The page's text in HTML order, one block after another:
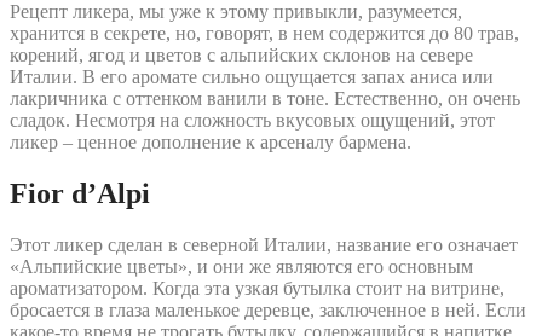
Рецепт ликера, мы уже к этому привыкли, разумеется,
хранится в секрете, но, говорят, в нем содержится до 80 трав,
корений, ягод и цветов с альпийских склонов на севере
Италии. В его аромате сильно ощущается запах аниса или
лакричника с оттенком ванили в тоне. Естественно, он очень
сладок. Несмотря на сложность вкусовых ощущений, этот
ликер – ценное дополнение к арсеналу бармена.
Fior d’Alpi
Этот ликер сделан в северной Италии, название его означает
«Альпийские цветы», и они же являются его основным
ароматизатором. Когда эта узкая бутылка стоит на витрине,
бросается в глаза маленькое деревце, заключенное в ней. Если
какое-то время не трогать бутылку, содержащийся в напитке